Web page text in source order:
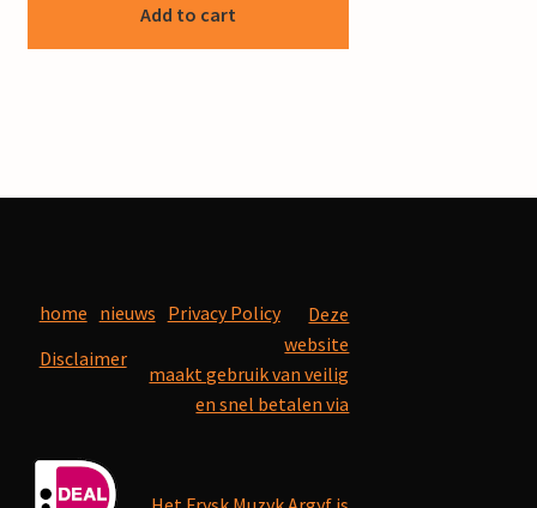
Add to cart
home nieuws Privacy Policy
Disclaimer
Deze
website
maakt gebruik van veilig
en snel betalen via